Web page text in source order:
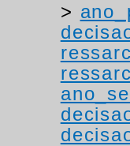
>